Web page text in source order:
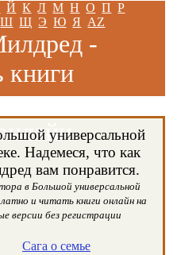
Й К Л М Н О П Р
Ш Щ Э Ю Я AZ
-
книги
и читать
универсальной
Надемеся, что как
вам понравится.
в Большой универсальной
и читать книги онлайн на
версии без регистрации
Сага о семье